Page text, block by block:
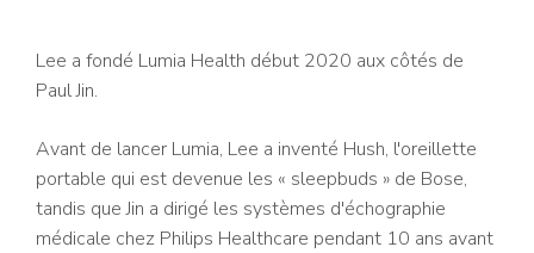
Lee a fondé Lumia Health début 2020 aux côtés de
Paul Jin.
Avant de lancer Lumia, Lee a inventé Hush, l'oreillette
portable qui est devenue les « sleepbuds » de Bose,
tandis que Jin a dirigé les systèmes d'échographie
médicale chez Philips Healthcare pendant 10 ans avant